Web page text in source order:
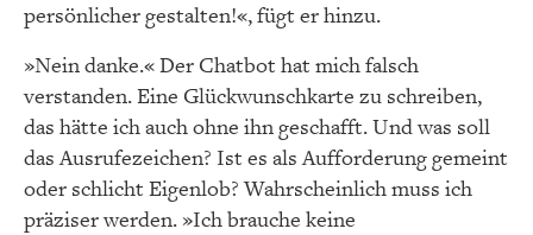
persönlicher gestalten!«, fügt er hinzu.
»Nein danke.« Der Chatbot hat mich falsch
verstanden. Eine Glückwunschkarte zu schreiben,
das hätte ich auch ohne ihn geschafft. Und was soll
das Ausrufezeichen? Ist es als Aufforderung gemeint
oder schlicht Eigenlob? Wahrscheinlich muss ich
präziser werden. »Ich brauche keine